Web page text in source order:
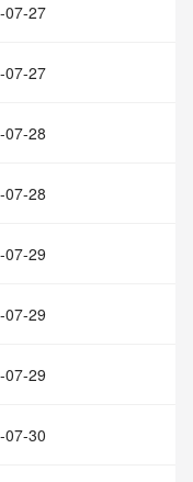
07-27
07-27
07-28
07-28
07-29
07-29
07-29
07-30